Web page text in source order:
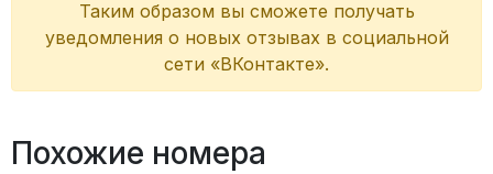
Таким образом вы сможете получать
уведомления о новых отзывах в социальной
сети «ВКонтакте».
Похожие номера